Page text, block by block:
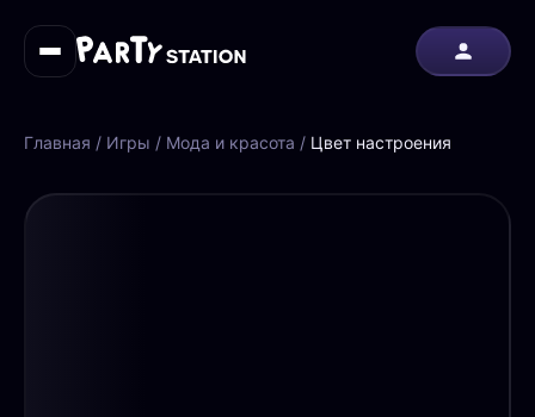
Главная / Игры / Мода и красота / Цвет настроения